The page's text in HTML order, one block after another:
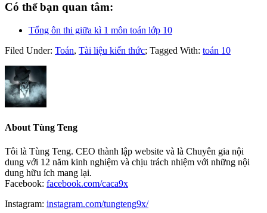
Có thể bạn quan tâm:
Tổng ôn thi giữa kì 1 môn toán lớp 10
Filed Under: Toán, Tài liệu kiến thức; Tagged With: toán 10
About Tùng Teng
Tôi là Tùng Teng. CEO thành lập website và là Chuyên gia nội
dung với 12 năm kinh nghiệm và chịu trách nhiệm với những nội
dung hữu ích mang lại.
Facebook: facebook.com/caca9x
Instagram: instagram.com/tungteng9x/